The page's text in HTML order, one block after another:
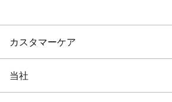
カスタマーケア
当社